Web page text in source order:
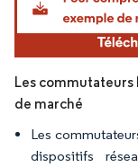
Les
de marché
Les
dispositifs